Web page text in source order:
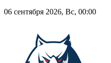
06 сентября 2026, Вс, 00:00